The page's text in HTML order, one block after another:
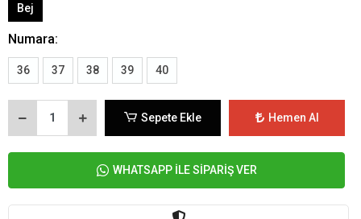
Bej
Numara:
36 37 38 39 40
Sepete Ekle Hemen Al
WHATSAPP İLE SİPARİŞ VER